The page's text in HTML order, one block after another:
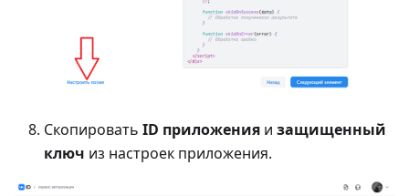
Скопировать ID приложения и защищенный
ключ из настроек приложения.